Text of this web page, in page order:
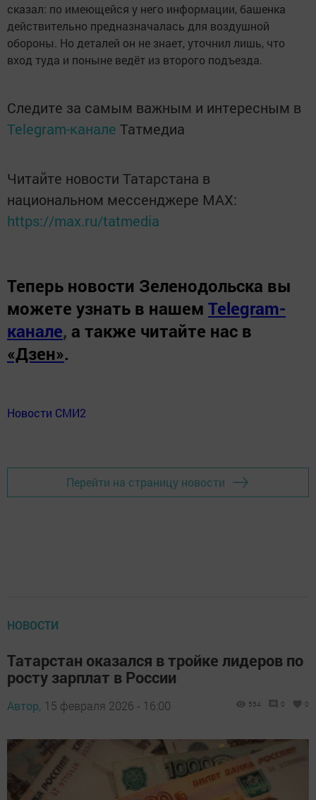
сказал: по имеющейся у него информации, башенка
действительно предназначалась для воздушной
обороны. Но деталей он не знает, уточнил лишь, что
вход туда и поныне ведёт из второго подъезда.
Следите за самым важным и интересным в
Telegram-канале Татмедиа
Читайте новости Татарстана в
национальном мессенджере MАХ:
https://max.ru/tatmedia
Теперь новости Зеленодольска вы
можете узнать в нашем Telegram-
канале, а также читайте нас в
«Дзен».
Новости СМИ2
Перейти на страницу новости
НОВОСТИ
Татарстан оказался в тройке лидеров по
росту зарплат в России
Автор, 15 февраля 2026 - 16:00 554 0 0